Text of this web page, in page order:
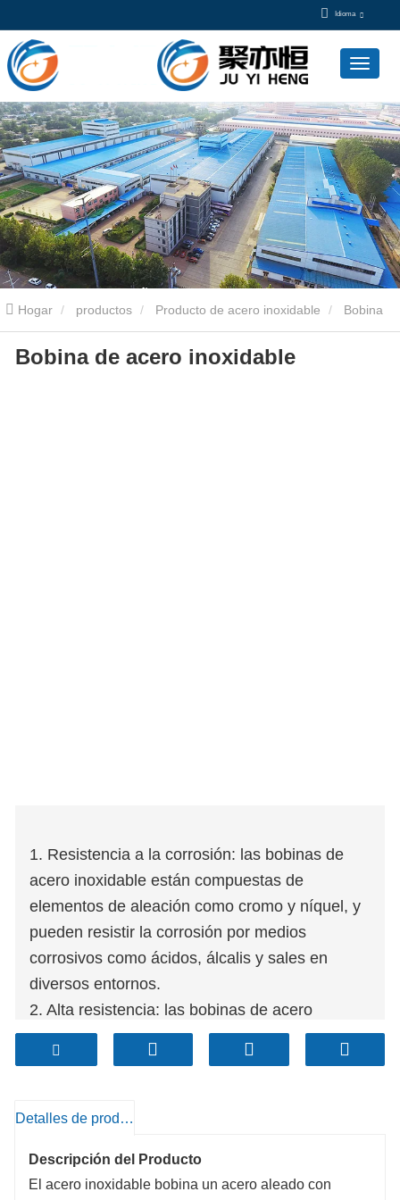
Idioma
Hogar productos Producto de acero inoxidable Bobina
de acero inoxidable Bobina de acero inoxidable
Bobina de acero inoxidable
1. Resistencia a la corrosión: las bobinas de
acero inoxidable están compuestas de
elementos de aleación como cromo y níquel, y
pueden resistir la corrosión por medios
corrosivos como ácidos, álcalis y sales en
diversos entornos.
2. Alta resistencia: las bobinas de acero
inoxidable tienen una excelente resistencia y
dureza, pueden soportar grandes presiones y
deformar o romper.
bobinas de acero inoxidable aún mantienen
propiedades químicas y mecánicas estables a
Detalles de producto
Descripción del Producto
El acero inoxidable bobina un acero aleado con